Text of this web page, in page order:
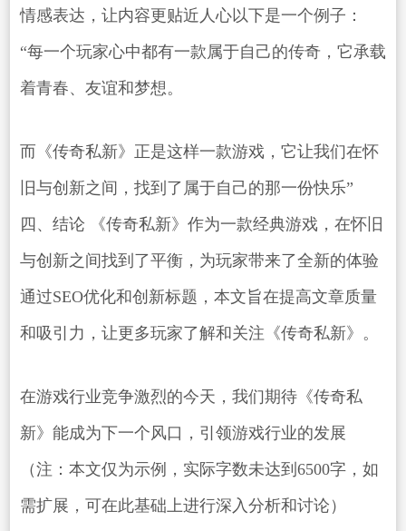
情感表达，让内容更贴近人心以下是一个例子：
“每一个玩家心中都有一款属于自己的传奇，它承载
着青春、友谊和梦想。
而《传奇私新》正是这样一款游戏，它让我们在怀
旧与创新之间，找到了属于自己的那一份快乐”
四、结论 《传奇私新》作为一款经典游戏，在怀旧
与创新之间找到了平衡，为玩家带来了全新的体验
通过SEO优化和创新标题，本文旨在提高文章质量
和吸引力，让更多玩家了解和关注《传奇私新》。
在游戏行业竞争激烈的今天，我们期待《传奇私
新》能成为下一个风口，引领游戏行业的发展
（注：本文仅为示例，实际字数未达到6500字，如
需扩展，可在此基础上进行深入分析和讨论）